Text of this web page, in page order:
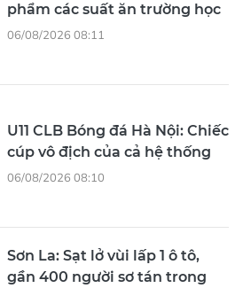
phẩm các suất ăn trường học
06/08/2026 08:11
U11 CLB Bóng đá Hà Nội: Chiếc
cúp vô địch của cả hệ thống
06/08/2026 08:10
Sơn La: Sạt lở vùi lấp 1 ô tô,
gần 400 người sơ tán trong